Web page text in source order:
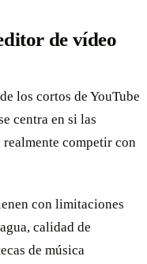
de vídeo
los cortos de YouTube
centra en si las
competir con
con limitaciones
calidad de
de música